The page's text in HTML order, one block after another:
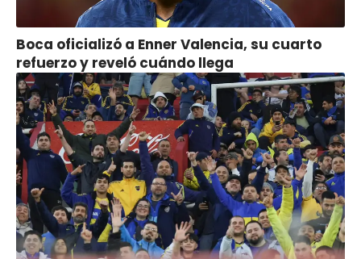
Boca oficializó a Enner Valencia, su cuarto
refuerzo y reveló cuándo llega